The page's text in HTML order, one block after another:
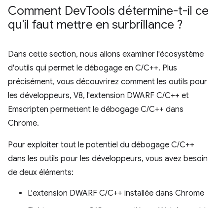
Comment DevTools détermine-t-il ce
qu'il faut mettre en surbrillance ?
Dans cette section, nous allons examiner l'écosystème
d'outils qui permet le débogage en C/C++. Plus
précisément, vous découvrirez comment les outils pour
les développeurs, V8, l'extension DWARF C/C++ et
Emscripten permettent le débogage C/C++ dans
Chrome.
Pour exploiter tout le potentiel du débogage C/C++
dans les outils pour les développeurs, vous avez besoin
de deux éléments:
L'extension DWARF C/C++ installée dans Chrome